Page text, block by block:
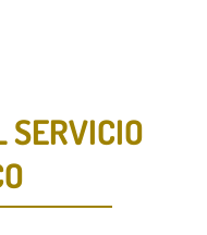
SERVICIO